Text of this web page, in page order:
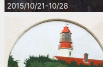
2015/10/21-10/28